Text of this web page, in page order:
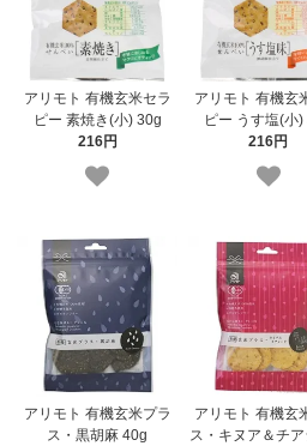
アリモト 有機玄米セラ
ピー 素焼き(小) 30g
216円
アリモト 有機玄
ピー うす塩(小)
216円
アリモト 有機玄米プラ
ス・黒胡麻 40g
アリモト 有機玄
ス・キヌア＆チ